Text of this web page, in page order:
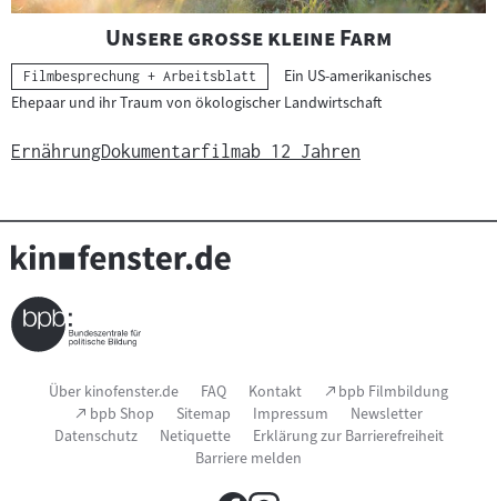
"
Unsere große kleine Farm
Kategorie:
Filmbesprechung + Arbeitsblatt
Ein US-amerikanisches
Ehepaar und ihr Traum von ökologischer Landwirtschaft
ErnährungDokumentarfilmab 12 Jahren
Seitenfußnavigation
Über kinofenster.de FAQ Kontakt (Link
öffnet
im
neuen
bpb Filmbildung
(Link
öffnet
im
bpb Shop Sitemap Impressum
Newsletter
Datenschutz
Netiquette
Erklärung zur Barrierefreiheit
Barriere melden